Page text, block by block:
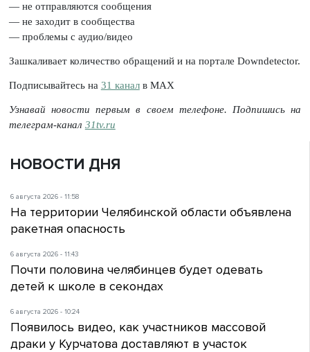
— не отправляются сообщения
— не заходит в сообщества
— проблемы с аудио/видео
Зашкаливает количество обращений и на портале Downdetector.
Подписывайтесь на 31 каналв МАХ
Узнавай новости первым в своем телефоне. Подпишись на
телеграм-канал 31tv.ru
НОВОСТИ ДНЯ
6 августа 2026 - 11:58
На территории Челябинской области объявлена
ракетная опасность
6 августа 2026 - 11:43
Почти половина челябинцев будет одевать
детей к школе в секондах
6 августа 2026 - 10:24
Появилось видео, как участников массовой
драки у Курчатова доставляют в участок